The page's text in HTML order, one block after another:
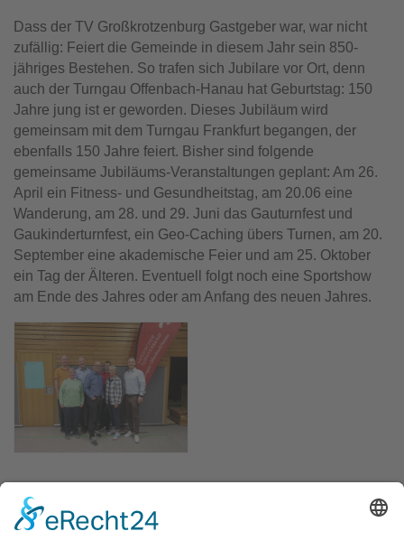
Dass der TV Großkrotzenburg Gastgeber war, war nicht
zufällig: Feiert die Gemeinde in diesem Jahr sein 850-
jähriges Bestehen. So trafen sich Jubilare vor Ort, denn
auch der Turngau Offenbach-Hanau hat Geburtstag: 150
Jahre jung ist er geworden. Dieses Jubiläum wird
gemeinsam mit dem Turngau Frankfurt begangen, der
ebenfalls 150 Jahre feiert. Bisher sind folgende
gemeinsame Jubiläums-Veranstaltungen geplant: Am 26.
April ein Fitness- und Gesundheitstag, am 20.06 eine
Wanderung, am 28. und 29. Juni das Gauturnfest und
Gaukinderturnfest, ein Geo-Caching übers Turnen, am 20.
September eine akademische Feier und am 25. Oktober
ein Tag der Älteren. Eventuell folgt noch eine Sportshow
am Ende des Jahres oder am Anfang des neuen Jahres.